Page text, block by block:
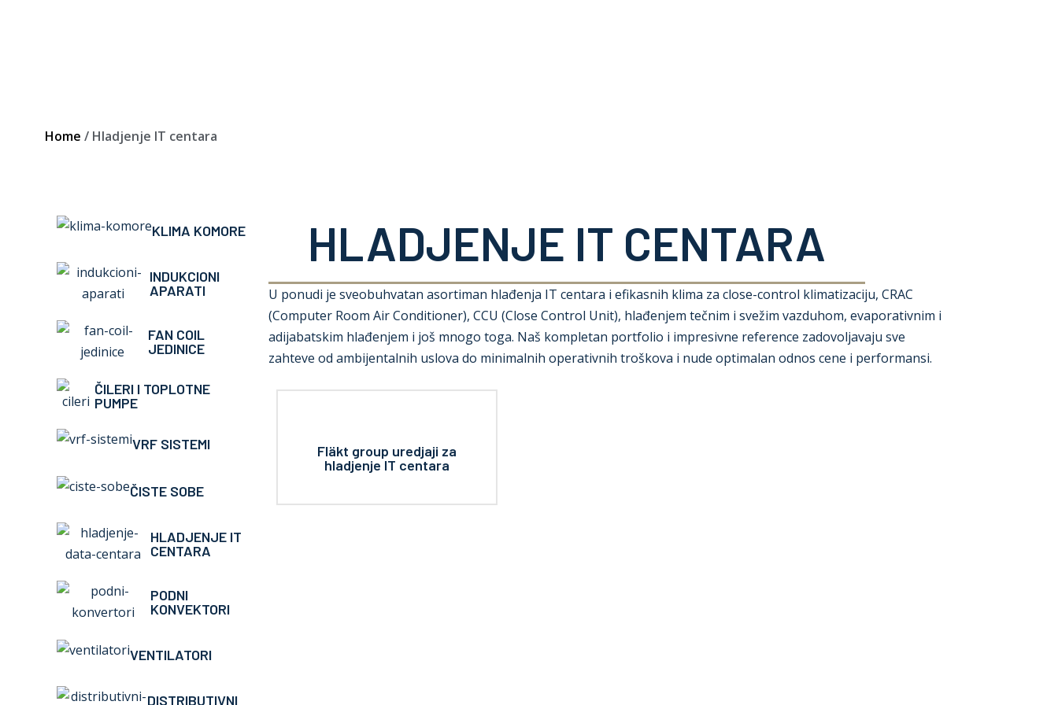
Home / Hladjenje IT centara
KLIMA KOMORE
INDUKCIONI
APARATI
FAN COIL
JEDINICE
ČILERI I TOPLOTNE
PUMPE
VRF SISTEMI
ČISTE SOBE
HLADJENJE IT
CENTARA
PODNI
KONVEKTORI
VENTILATORI
DISTRIBUTIVNI
HLADJENJE IT CENTARA
U ponudi je sveobuhvatan asortiman hlađenja IT centara i efikasnih klima za close-control klimatizaciju, CRAC
(Computer Room Air Conditioner), CCU (Close Control Unit), hlađenjem tečnim i svežim vazduhom, evaporativnim i
adijabatskim hlađenjem i još mnogo toga. Naš kompletan portfolio i impresivne reference zadovoljavaju sve
zahteve od ambijentalnih uslova do minimalnih operativnih troškova i nude optimalan odnos cene i performansi.
Fläkt group uredjaji za
hladjenje IT centara